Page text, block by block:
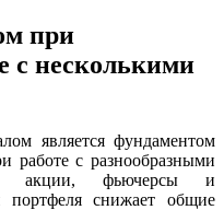
при
с несколькими
является фундаментом
работе с разнообразными
акции, фьючерсы и
портфеля снижает общие